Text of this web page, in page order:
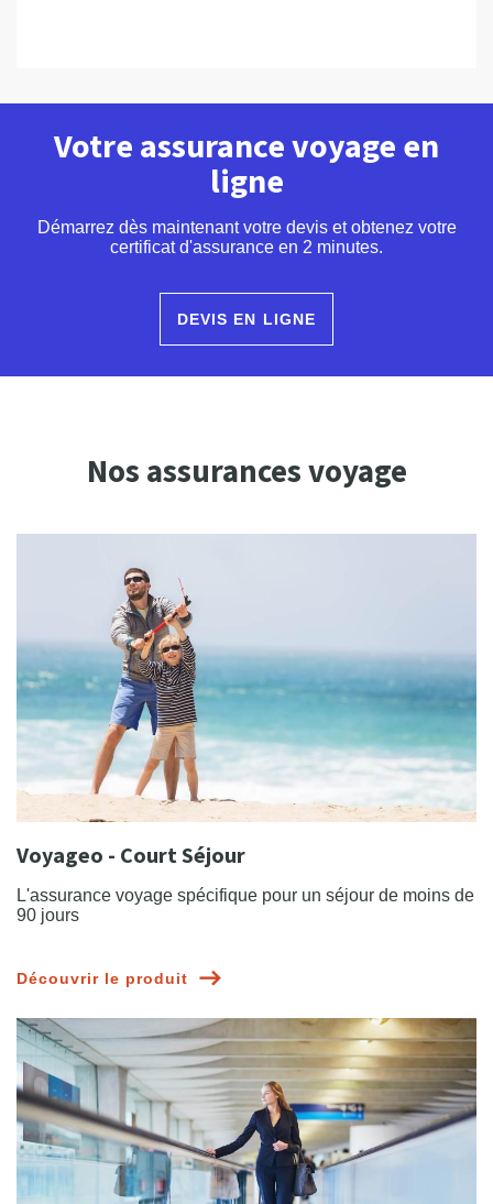
Votre assurance voyage en
ligne
Démarrez dès maintenant votre devis et obtenez votre
certificat d'assurance en 2 minutes.
DEVIS EN LIGNE
Nos assurances voyage
Voyageo - Court Séjour
L'assurance voyage spécifique pour un séjour de moins de
90 jours
Découvrir le produit